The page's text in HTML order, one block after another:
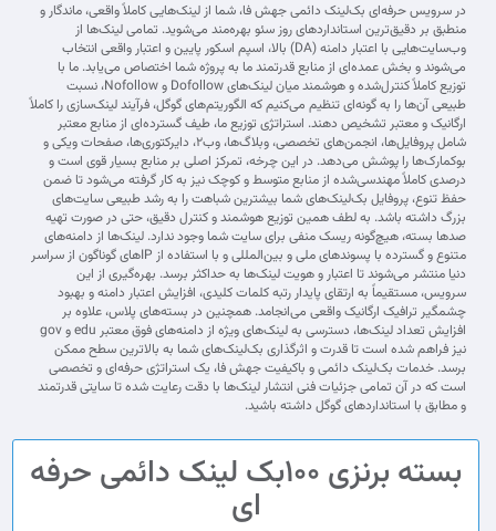
در سرویس حرفه‌ای بک‌لینک دائمی جهش فا، شما از لینک‌هایی کاملاً واقعی، ماندگار و
منطبق بر دقیق‌ترین استانداردهای روز سئو بهره‌مند می‌شوید. تمامی لینک‌ها از
وب‌سایت‌هایی با اعتبار دامنه (DA) بالا، اسپم اسکور پایین و اعتبار واقعی انتخاب
می‌شوند و بخش عمده‌ای از منابع قدرتمند ما به پروژه شما اختصاص می‌یابد. ما با
توزیع کاملاً کنترل‌شده و هوشمند میان لینک‌های Dofollow و Nofollow، نسبت
طبیعی آن‌ها را به گونه‌ای تنظیم می‌کنیم که الگوریتم‌های گوگل، فرآیند لینک‌سازی را کاملاً
ارگانیک و معتبر تشخیص دهند. استراتژی توزیع ما، طیف گسترده‌ای از منابع معتبر
شامل پروفایل‌ها، انجمن‌های تخصصی، وبلاگ‌ها، وب‌۲، دایرکتوری‌ها، صفحات ویکی و
بوکمارک‌ها را پوشش می‌دهد. در این چرخه، تمرکز اصلی بر منابع بسیار قوی است و
درصدی کاملاً مهندسی‌شده از منابع متوسط و کوچک نیز به کار گرفته می‌شود تا ضمن
حفظ تنوع، پروفایل بک‌لینک‌های شما بیشترین شباهت را به رشد طبیعی سایت‌های
بزرگ داشته باشد. به لطف همین توزیع هوشمند و کنترل دقیق، حتی در صورت تهیه
صدها بسته، هیچ‌گونه ریسک منفی برای سایت شما وجود ندارد. لینک‌ها از دامنه‌های
متنوع و گسترده با پسوندهای ملی و بین‌المللی و با استفاده از IPهای گوناگون از سراسر
دنیا منتشر می‌شوند تا اعتبار و هویت لینک‌ها به حداکثر برسد. بهره‌گیری از این
سرویس، مستقیماً به ارتقای پایدار رتبه کلمات کلیدی، افزایش اعتبار دامنه و بهبود
چشمگیر ترافیک ارگانیک واقعی می‌انجامد. همچنین در بسته‌های پلاس، علاوه بر
افزایش تعداد لینک‌ها، دسترسی به لینک‌های ویژه از دامنه‌های فوق معتبر edu و gov
نیز فراهم شده است تا قدرت و اثرگذاری بک‌لینک‌های شما به بالاترین سطح ممکن
برسد. خدمات بک‌لینک دائمی و باکیفیت جهش فا، یک استراتژی حرفه‌ای و تخصصی
است که در آن تمامی جزئیات فنی انتشار لینک‌ها با دقت رعایت شده تا سایتی قدرتمند
و مطابق با استانداردهای گوگل داشته باشید.
بسته برنزی 100بک لینک دائمی حرفه
ای